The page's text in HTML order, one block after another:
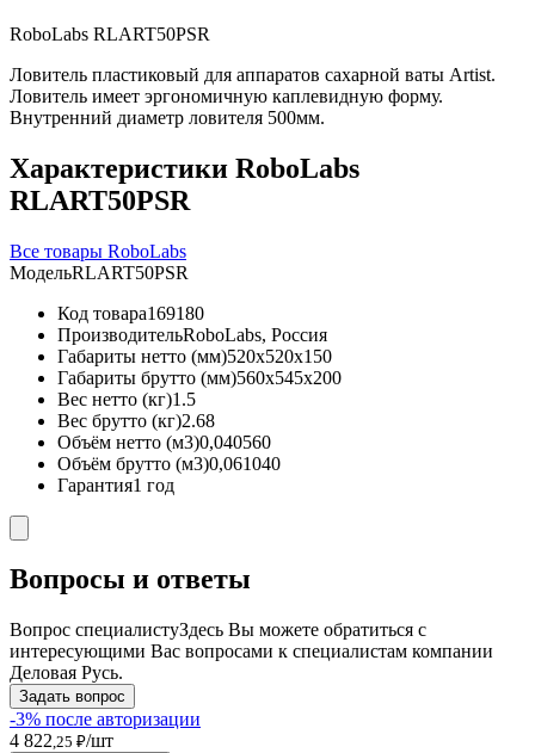
RoboLabs RLART50PSR
Ловитель пластиковый для аппаратов сахарной ваты Artist.
Ловитель имеет эргономичную каплевидную форму.
Внутренний диаметр ловителя 500мм.
Характеристики RoboLabs
RLART50PSR
Все товары RoboLabs
МодельRLART50PSR
Код товара169180
ПроизводительRoboLabs, Россия
Габариты нетто (мм)520x520x150
Габариты брутто (мм)560x545x200
Вес нетто (кг)1.5
Вес брутто (кг)2.68
Объём нетто (м3)0,040560
Объём брутто (м3)0,061040
Гарантия1 год
Вопросы и ответы
Вопрос специалистуЗдесь Вы можете обратиться с
интересующими Вас вопросами к специалистам компании
Деловая Русь.
Задать вопрос
-3% после авторизации
4 822,25 ₽/шт